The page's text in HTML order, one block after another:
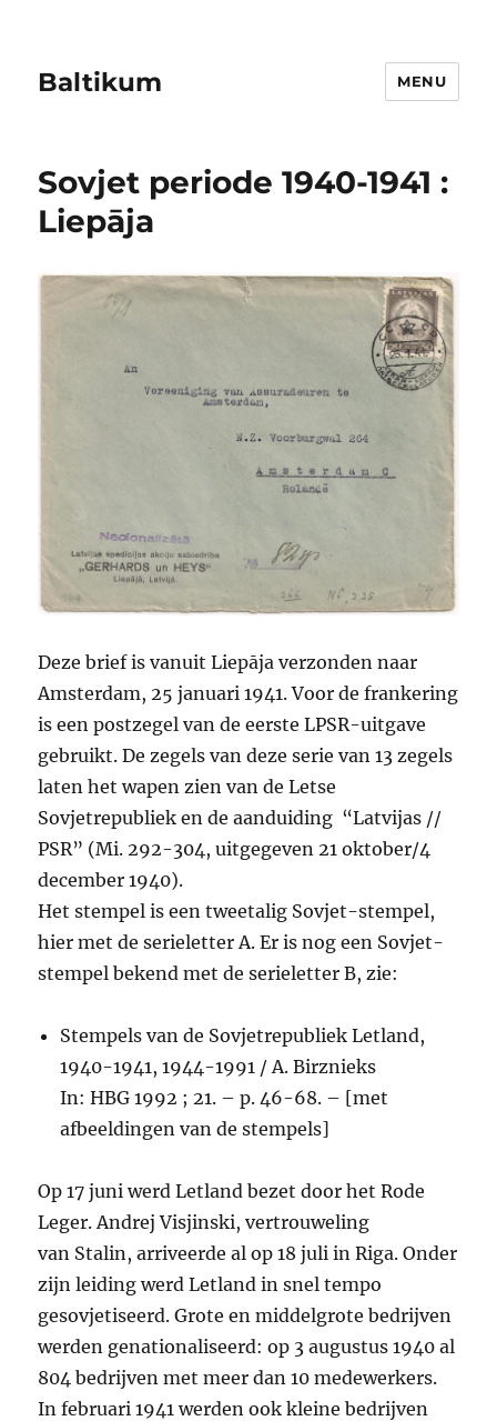
Baltikum MENU
Sovjet periode 1940-1941 :
Liepāja
Deze brief is vanuit Liepāja verzonden naar
Amsterdam, 25 januari 1941. Voor de frankering
is een postzegel van de eerste LPSR-uitgave
gebruikt. De zegels van deze serie van 13 zegels
laten het wapen zien van de Letse
Sovjetrepubliek en de aanduiding “Latvijas //
PSR” (Mi. 292-304, uitgegeven 21 oktober/4
december 1940).
Het stempel is een tweetalig Sovjet-stempel,
hier met de serieletter A. Er is nog een Sovjet-
stempel bekend met de serieletter B, zie:
Stempels van de Sovjetrepubliek Letland,
1940-1941, 1944-1991 / A. Birznieks
In: HBG 1992 ; 21. – p. 46-68. – [met
afbeeldingen van de stempels]
Op 17 juni werd Letland bezet door het Rode
Leger. Andrej Visjinski, vertrouweling
van Stalin, arriveerde al op 18 juli in Riga. Onder
zijn leiding werd Letland in snel tempo
gesovjetiseerd. Grote en middelgrote bedrijven
werden genationaliseerd: op 3 augustus 1940 al
804 bedrijven met meer dan 10 medewerkers.
In februari 1941 werden ook kleine bedrijven